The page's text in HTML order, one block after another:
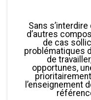
Sans
d’autres
de cas
problématiques
de
opportunes,
l’enseignement